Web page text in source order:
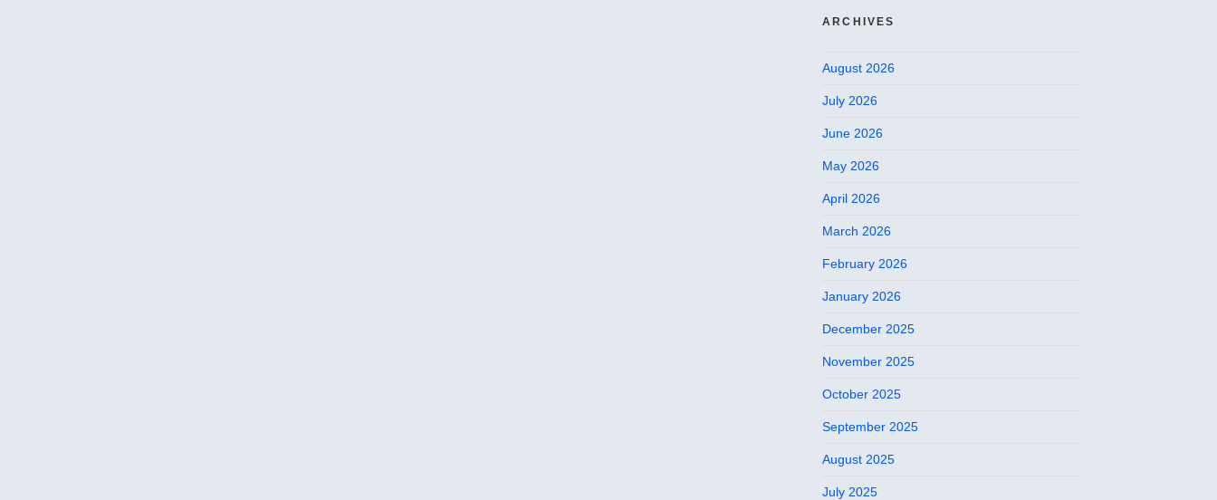
ARCHIVES
August 2026
July 2026
June 2026
May 2026
April 2026
March 2026
February 2026
January 2026
December 2025
November 2025
October 2025
September 2025
August 2025
July 2025